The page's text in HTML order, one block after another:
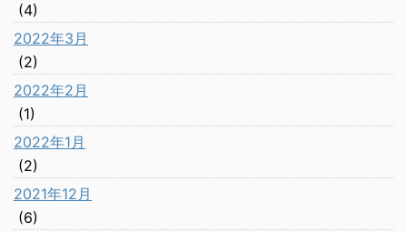
(4)
2022年3月
(2)
2022年2月
(1)
2022年1月
(2)
2021年12月
(6)